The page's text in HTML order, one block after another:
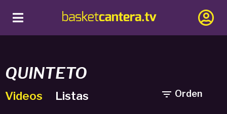
QUINTETO
 Orden
Videos Listas